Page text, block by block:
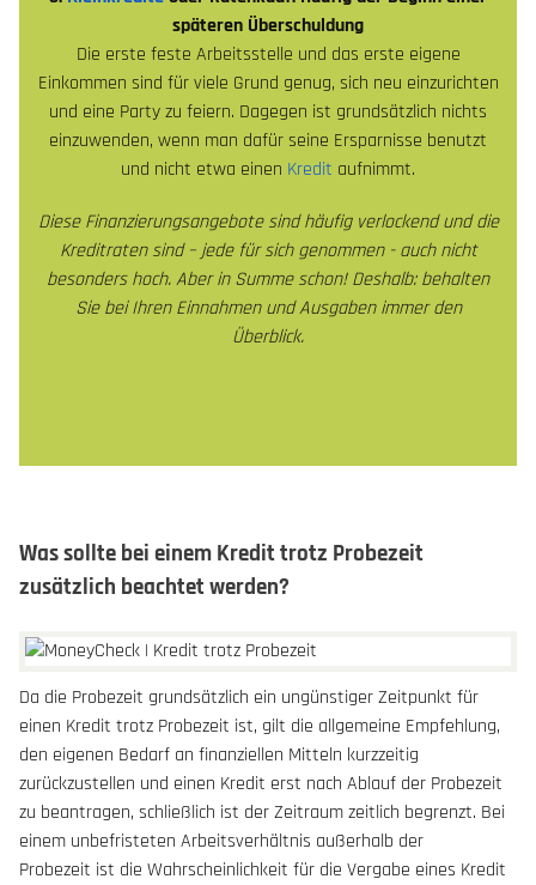
späteren Überschuldung
Die erste feste Arbeitsstelle und das erste eigene
Einkommen sind für viele Grund genug, sich neu einzurichten
und eine Party zu feiern. Dagegen ist grundsätzlich nichts
einzuwenden, wenn man dafür seine Ersparnisse benutzt
und nicht etwa einen Kredit aufnimmt.
Diese Finanzierungsangebote sind häufig verlockend und die
Kreditraten sind – jede für sich genommen - auch nicht
besonders hoch. Aber in Summe schon! Deshalb: behalten
Sie bei Ihren Einnahmen und Ausgaben immer den
Überblick.
Was sollte bei einem Kredit trotz Probezeit
zusätzlich beachtet werden?
Da die Probezeit grundsätzlich ein ungünstiger Zeitpunkt für
einen Kredit trotz Probezeit ist, gilt die allgemeine Empfehlung,
den eigenen Bedarf an finanziellen Mitteln kurzzeitig
zurückzustellen und einen Kredit erst nach Ablauf der Probezeit
zu beantragen, schließlich ist der Zeitraum zeitlich begrenzt. Bei
einem unbefristeten Arbeitsverhältnis außerhalb der
Probezeit ist die Wahrscheinlichkeit für die Vergabe eines Kredit